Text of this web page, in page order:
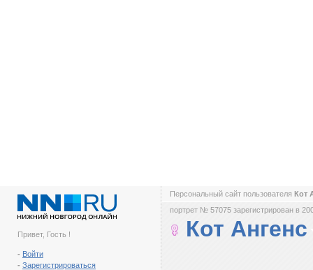
Привет, Гость !
- Войти
- Зарегистрироваться
Персональный сайт пользователя Кот
портрет № 57075 зарегистрирован в
Кот Ангенс